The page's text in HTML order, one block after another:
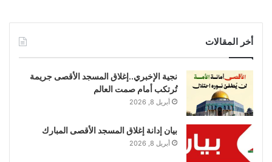
أخر المقالات
نجية الإخبري..إغلاق المسجد الأقصى جريمة
تُرتكب أمام صمت العالم
أبريل 8, 2026
بيان إدانة إغلاق المسجد الأقصى المبارك
أبريل 8, 2026